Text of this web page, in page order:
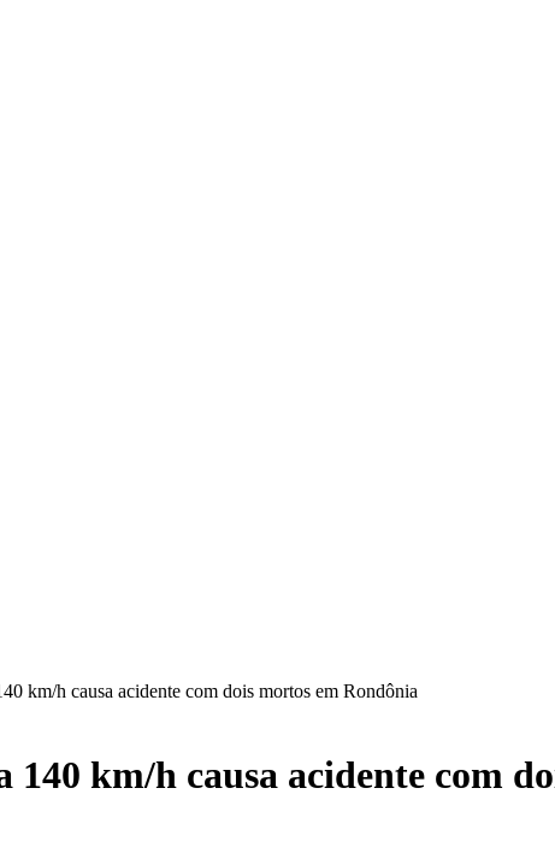
km/h causa acidente com dois mortos em Rondônia
km/h causa acidente com